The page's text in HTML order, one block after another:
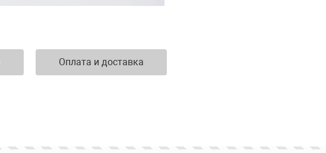
Оплата и доставка